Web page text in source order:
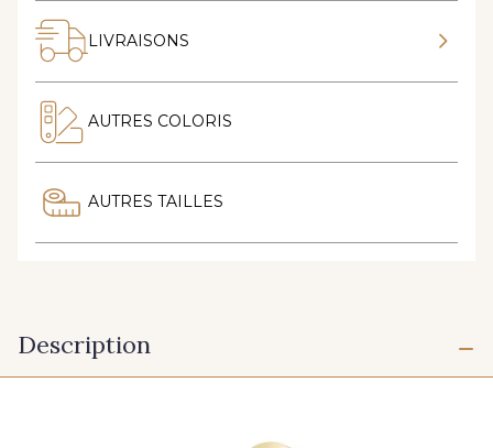
LIVRAISONS
AUTRES COLORIS
AUTRES TAILLES
Description